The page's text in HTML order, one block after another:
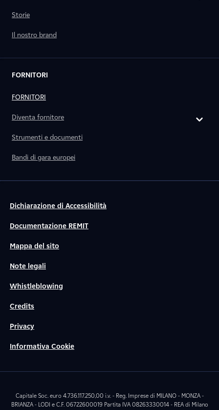
Storie
Il nostro brand
FORNITORI
FORNITORI
Diventa fornitore
Strumenti e documenti
Bandi di gara europei
Dichiarazione di Accessibilità
Documentazione REMIT
Mappa del sito
Note legali
Whistleblowing
Credits
Privacy
Informativa Cookie
Capitale Soc. euro 4.736.117.250,00 i.v. - Reg. Imprese di MILANO - MONZA -
BRIANZA - LODI e C.F. 06722600019 Partita IVA 08263330014 - REA di Milano